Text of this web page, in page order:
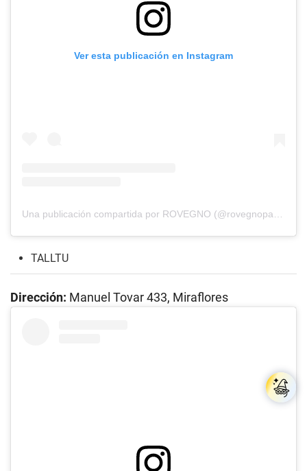
Ver esta publicación en Instagram
TALLTU
Dirección: Manuel Tovar 433, Miraflores